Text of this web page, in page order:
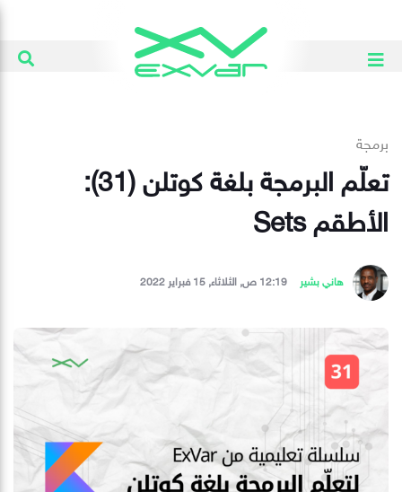
برمجة
تعلّم البرمجة بلغة كوتلن (31):
الأطقم Sets
هاني بشير 12:19 ص, الثلاثاء, 15 فبراير 2022